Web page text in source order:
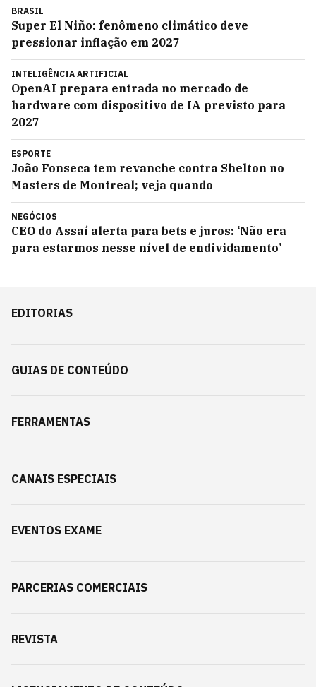
BRASIL
Super El Niño: fenômeno climático deve
pressionar inflação em 2027
INTELIGÊNCIA ARTIFICIAL
OpenAI prepara entrada no mercado de
hardware com dispositivo de IA previsto para
2027
ESPORTE
João Fonseca tem revanche contra Shelton no
Masters de Montreal; veja quando
NEGÓCIOS
CEO do Assaí alerta para bets e juros: ‘Não era
para estarmos nesse nível de endividamento’
EDITORIAS
GUIAS DE CONTEÚDO
FERRAMENTAS
CANAIS ESPECIAIS
EVENTOS EXAME
PARCERIAS COMERCIAIS
REVISTA